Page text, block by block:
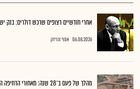
אחרי חודשיים רצופים שרכש דולרים: בנק
06.08.2026 אסף זגריזק
מהלך של פעם ב־28 שנה: מאחורי הדחיפה האמריקאית לכלכלת יפן